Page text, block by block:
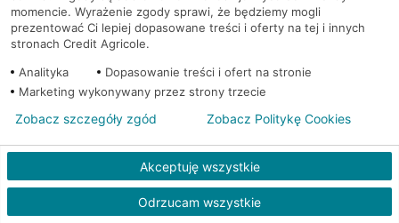
Warszawa, al. Jerozolimskie
54
Bankomat
Warszawa, al. Jerozolimskie
Bankomat
Warszawa, al. Jerozolimskie
Bankomat
(Euronet)
Warszawa, Al.Jerozolimskie Bankomat (Planet
momencie. Wyrażenie zgody sprawi, że będziemy mogli
prezentować Ci lepiej dopasowane treści i oferty na tej i innych
stronach Credit Agricole.
Analityka
Dopasowanie treści i ofert na stronie
Marketing wykonywany przez strony trzecie
Akceptuję wszystkie
Odrzucam wszystkie
Zobacz szczegóły zgód Zobacz Politykę Cookies